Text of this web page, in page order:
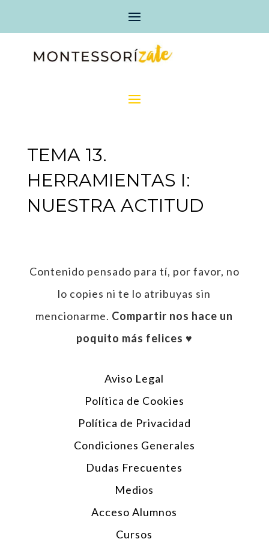
TEMA 13.
HERRAMIENTAS I:
NUESTRA ACTITUD
Contenido pensado para tí, por favor, no
lo copies ni te lo atribuyas sin
mencionarme. Compartir nos hace un
poquito más felices ♥︎
Aviso Legal
Política de Cookies
Política de Privacidad
Condiciones Generales
Dudas Frecuentes
Medios
Acceso Alumnos
Cursos